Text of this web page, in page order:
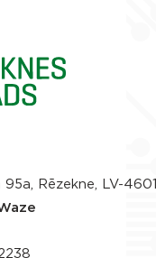
Rēzekne, LV-4601